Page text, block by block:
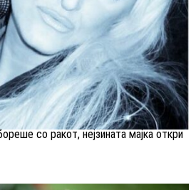
со ракот, нејзината мајка откри